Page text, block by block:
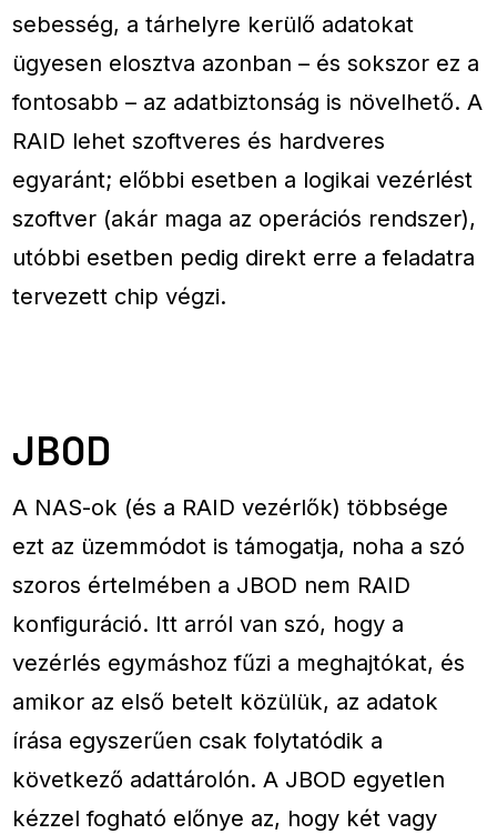
sebesség, a tárhelyre kerülő adatokat
ügyesen elosztva azonban – és sokszor ez a
fontosabb – az adatbiztonság is növelhető. A
RAID lehet szoftveres és hardveres
egyaránt; előbbi esetben a logikai vezérlést
szoftver (akár maga az operációs rendszer),
utóbbi esetben pedig direkt erre a feladatra
tervezett chip végzi.
JBOD
A NAS-ok (és a RAID vezérlők) többsége
ezt az üzemmódot is támogatja, noha a szó
szoros értelmében a JBOD nem RAID
konfiguráció. Itt arról van szó, hogy a
vezérlés egymáshoz fűzi a meghajtókat, és
amikor az első betelt közülük, az adatok
írása egyszerűen csak folytatódik a
következő adattárolón. A JBOD egyetlen
kézzel fogható előnye az, hogy két vagy